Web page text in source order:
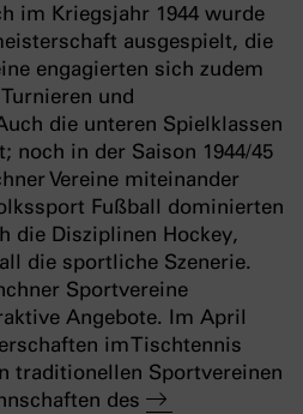
im Kriegsjahr 1944 wurde
ausgespielt, die
engagierten sich zudem
und
die unteren Spielklassen
noch in der Saison 1944/45
Vereine miteinander
Fußball dominierten
die Disziplinen Hockey,
die sportliche Szenerie.
Sportvereine
Angebote. Im April
im Tischtennis
traditionellen Sportvereinen
des